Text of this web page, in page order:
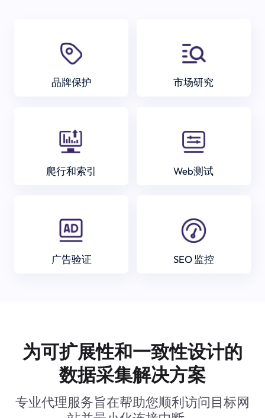
品牌保护 市场研究
爬行和索引 Web测试
广告验证 SEO 监控
为可扩展性和一致性设计的
数据采集解决方案
专业代理服务旨在帮助您顺利访问目标网